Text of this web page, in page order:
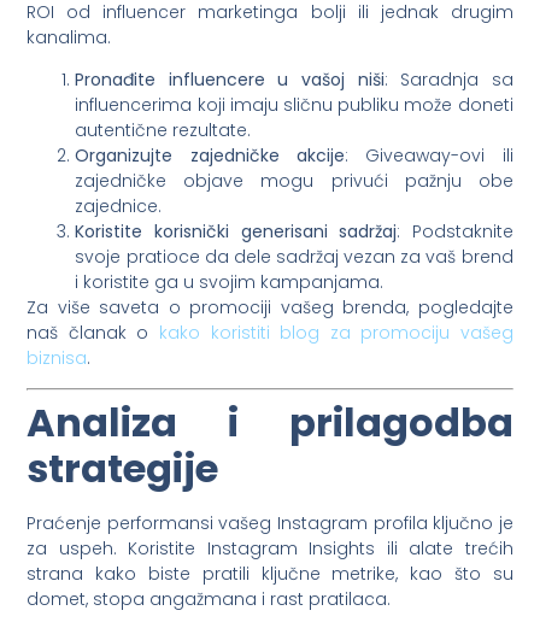
ROI od influencer marketinga bolji ili jednak drugim
kanalima.
Pronađite influencere u vašoj niši: Saradnja sa
influencerima koji imaju sličnu publiku može doneti
autentične rezultate.
Organizujte zajedničke akcije: Giveaway-ovi ili
zajedničke objave mogu privući pažnju obe
zajednice.
Koristite korisnički generisani sadržaj: Podstaknite
svoje pratioce da dele sadržaj vezan za vaš brend
i koristite ga u svojim kampanjama.
Za više saveta o promociji vašeg brenda, pogledajte
naš članak o kako koristiti blog za promociju vašeg
biznisa.
Analiza i prilagodba
strategije
Praćenje performansi vašeg Instagram profila ključno je
za uspeh. Koristite Instagram Insights ili alate trećih
strana kako biste pratili ključne metrike, kao što su
domet, stopa angažmana i rast pratilaca.